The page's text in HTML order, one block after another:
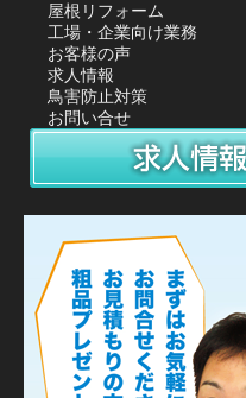
屋根リフォーム
工場・企業向け業務
お客様の声
求人情報
鳥害防止対策
お問い合せ